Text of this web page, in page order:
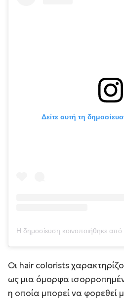
Δείτε αυτή τη
Οι hair colorists
ως μια όμορφα
η οποία μπορεί να φορεθεί